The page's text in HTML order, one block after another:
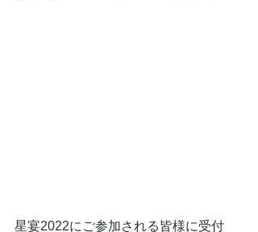
星宴2022にご参加される皆様に受付